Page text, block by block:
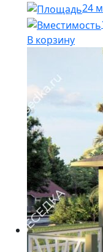
24
В корзину